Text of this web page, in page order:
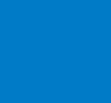
gelezen,
zeg
de